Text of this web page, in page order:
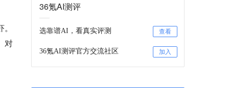
对
36氪AI测评
选靠谱AI，看真实评测 查看
36氪AI测评官方交流社区 加入